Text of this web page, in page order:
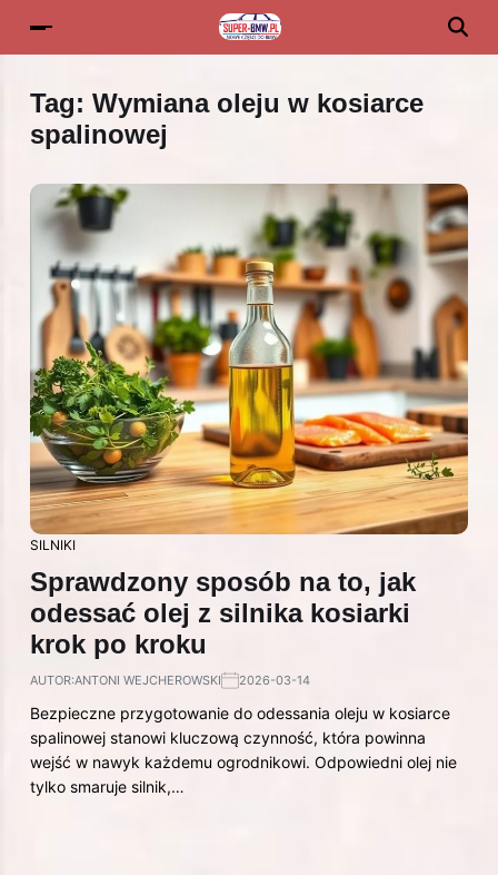
Tag: Wymiana oleju w kosiarce
spalinowej
SILNIKI
Sprawdzony sposób na to, jak
odessać olej z silnika kosiarki
krok po kroku
AUTOR:ANTONI WEJCHEROWSKI 2026-03-14
Bezpieczne przygotowanie do odessania oleju w kosiarce
spalinowej stanowi kluczową czynność, która powinna
wejść w nawyk każdemu ogrodnikowi. Odpowiedni olej nie
tylko smaruje silnik,…